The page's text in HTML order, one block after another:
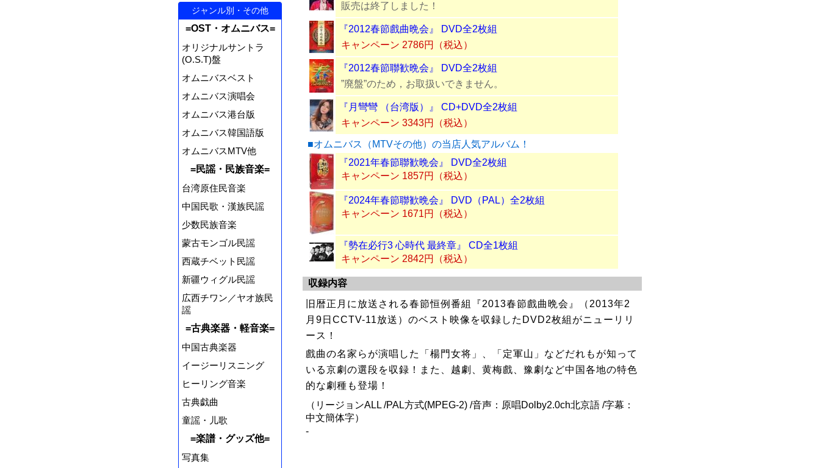
ジャンル別・その他
=OST・オムニバス=
オリジナルサントラ
(O.S.T)盤
オムニバスベスト
オムニバス演唱会
オムニバス港台版
オムニバス韓国語版
オムニバスMTV他
=民謡・民族音楽=
台湾原住民音楽
中国民歌・漢族民謡
少数民族音楽
蒙古モンゴル民謡
西蔵チベット民謡
新疆ウィグル民謡
広西チワン／ヤオ族民
謡
=古典楽器・軽音楽=
中国古典楽器
イージーリスニング
ヒーリング音楽
古典戯曲
童謡・儿歌
=楽譜・グッズ他=
写真集
販売は終了しました！
『2012春節戲曲晩会』 DVD全2枚組
キャンペーン 2786円（税込）
『2012春節聯歓晩会』 DVD全2枚組
”廃盤”のため，お取扱いできません。
『月彎彎 （台湾版）』 CD+DVD全2枚組
キャンペーン 3343円（税込）
■オムニバス（MTVその他）の当店人気アルバム！
『2021年春節聯歓晩会』 DVD全2枚組
キャンペーン 1857円（税込）
『2024年春節聯歓晩会』 DVD（PAL）全2枚組
キャンペーン 1671円（税込）
『勢在必行3 心時代 最終章』 CD全1枚組
キャンペーン 2842円（税込）
収録内容
旧暦正月に放送される春節恒例番組『2013春節戲曲晩会』（2013年2
月9日CCTV-11放送）のベスト映像を収録したDVD2枚組がニューリリ
ース！
戲曲の名家らが演唱した「楊門女将」、「定軍山」などだれもが知って
いる京劇の選段を収録！また、越劇、黄梅戲、豫劇など中国各地の特色
的な劇種も登場！
（リージョンALL /PAL方式(MPEG-2) /音声：原唱Dolby2.0ch北京語 /字幕：
中文簡体字）
-